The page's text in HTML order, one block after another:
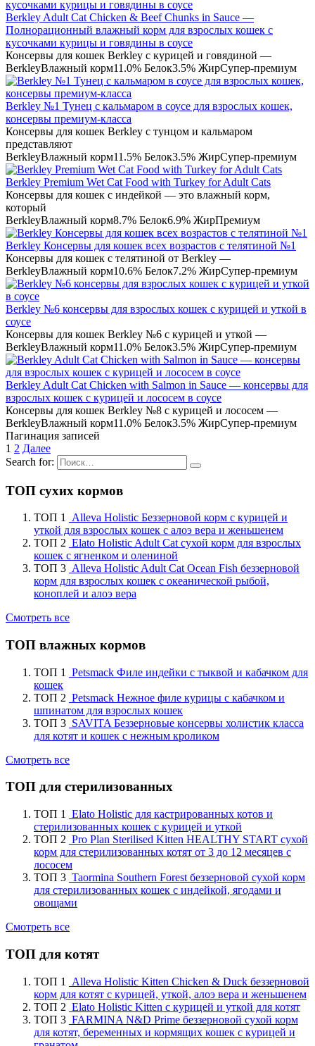
Berkley Adult Cat Chicken & Beef Chunks in Sauce —
Полнорационный влажный корм для взрослых кошек с
кусочками курицы и говядины в соусе
Консервы для кошек Berkley с курицей и говядиной —
BerkleyВлажный корм11.0% Белок3.5% ЖирСупер-премиум
Berkley №1 Тунец с кальмаром в соусе для взрослых кошек,
консервы премиум-класса
Консервы для кошек Berkley с тунцом и кальмаром
представляют
BerkleyВлажный корм11.5% Белок3.5% ЖирСупер-премиум
Berkley Premium Wet Cat Food with Turkey for Adult Cats
Консервы для кошек с индейкой — это влажный корм,
который
BerkleyВлажный корм8.7% Белок6.9% ЖирПремиум
Berkley Консервы для кошек всех возрастов с телятиной №1
Консервы для кошек с телятиной от Berkley —
BerkleyВлажный корм10.6% Белок7.2% ЖирСупер-премиум
Berkley №6 консервы для взрослых кошек с курицей и уткой в
соусе
Консервы для кошек Berkley №6 с курицей и уткой —
BerkleyВлажный корм11.0% Белок3.5% ЖирСупер-премиум
Berkley Adult Cat Chicken with Salmon in Sauce — консервы для
взрослых кошек с курицей и лососем в соусе
Консервы для кошек Berkley №8 с курицей и лососем —
BerkleyВлажный корм11.0% Белок3.5% ЖирСупер-премиум
Пагинация записей
1 2 Далее
Search for:
ТОП сухих кормов
ТОП 1
Alleva Holistic Беззерновой корм с курицей и
уткой для взрослых кошек с алоэ вера и женьшенем
ТОП 2 Elato Holistic Adult Cat сухой корм для взрослых
кошек с ягненком и олениной
ТОП 3 Alleva Holistic Adult Cat Ocean Fish беззерновой
корм для взрослых кошек с океанической рыбой,
коноплей и алоэ вера
Смотреть все
ТОП влажных кормов
ТОП 1
Petsmack Филе индейки с тыквой и кабачком для
кошек
ТОП 2 Petsmack Нежное филе курицы с кабачком и
шпинатом для взрослых кошек
ТОП 3 SAVITA Беззерновые консервы холистик класса
для котят и кошек с нежным кроликом
Смотреть все
ТОП для стерилизованных
ТОП 1
Elato Holistic для кастрированных котов и
стерилизованных кошек с курицей и уткой
ТОП 2 Pro Plan Sterilised Kitten HEALTHY START сухой
корм для стерилизованных котят от 3 до 12 месяцев с
лососем
ТОП 3 Taormina Southern Forest беззерновой сухой корм
для стерилизованных кошек с индейкой, ягодами и
овощами
Смотреть все
ТОП для котят
ТОП 1
Alleva Holistic Kitten Chicken & Duck беззерновой
корм для котят с курицей, уткой, алоэ вера и женьшенем
ТОП 2 Elato Holistic Kitten с курицей и уткой для котят
ТОП 3 FARMINA N&D Prime беззерновой сухой корм
для котят, беременных и кормящих кошек с курицей и